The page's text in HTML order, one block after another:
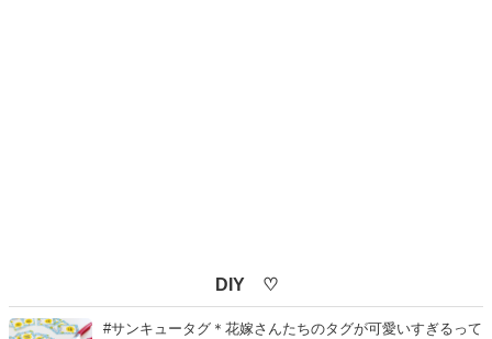
DIY ♡
#サンキュータグ＊花嫁さんたちのタグが可愛いすぎるって